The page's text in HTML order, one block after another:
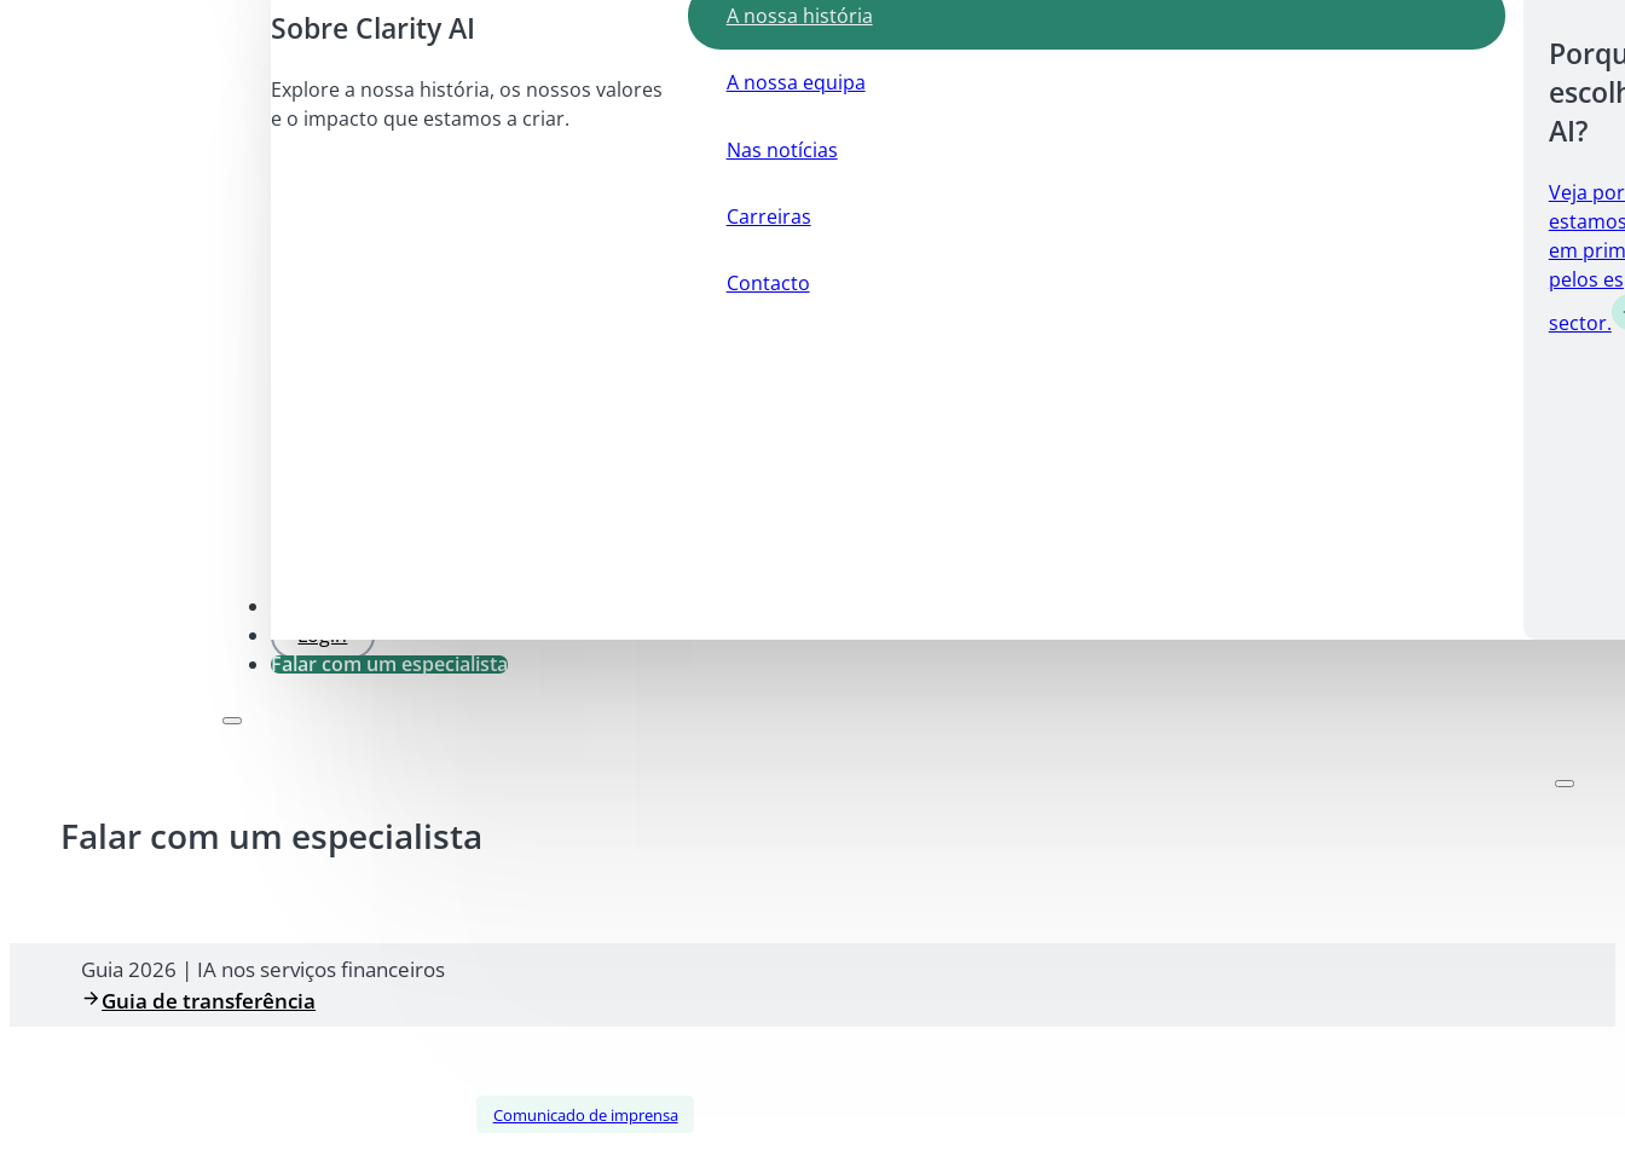
Sobre Clarity AI
Explore a nossa história, os nossos valores
e o impacto que estamos a criar.
A nossa história
A nossa equipa
Nas notícias
Carreiras
Contacto
AI?
Veja
em
pelos
sector.
Login
Falar com um especialista
Falar com um especialista
Guia 2026 | IA nos serviços financeiros
Guia de transferência
Comunicado de imprensa